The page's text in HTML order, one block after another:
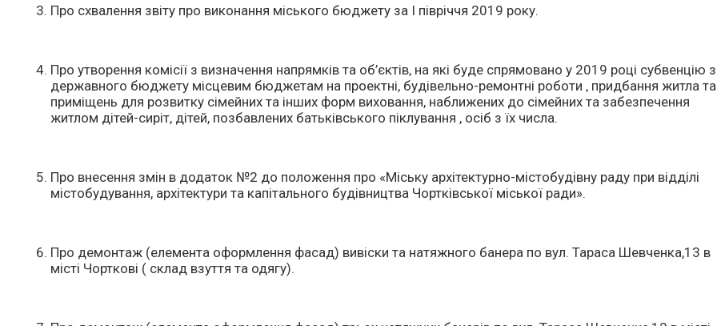
Про схвалення звіту про виконання міського бюджету за І півріччя 2019 року.
Про утворення комісії з визначення напрямків та об’єктів, на які буде спрямовано у 2019 році субвенцію з
державного бюджету місцевим бюджетам на проектні, будівельно-ремонтні роботи , придбання житла та
приміщень для розвитку сімейних та інших форм виховання, наближених до сімейних та забезпечення
житлом дітей-сиріт, дітей, позбавлених батьківського піклування , осіб з їх числа.
Про внесення змін в додаток №2 до положення про «Міську архітектурно-містобудівну раду при відділі
містобудування, архітектури та капітального будівництва Чортківської міської ради».
Про демонтаж (елемента оформлення фасад) вивіски та натяжного банера по вул. Тараса Шевченка,13 в
місті Чорткові ( склад взуття та одягу).